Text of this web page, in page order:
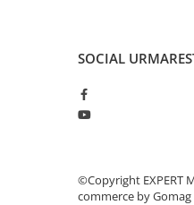
Fălci pentru PHV / VHV
Mese rotative / mese
Instrumente de masurare
SOCIAL
©Copyright EXPERT
commerce by Gomag